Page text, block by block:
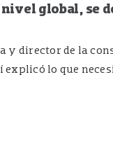
global, se
y director de la
explicó lo que